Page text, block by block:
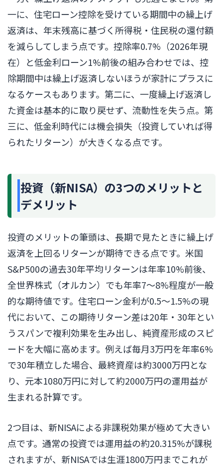
一に、住宅ローン控除を受けている期間中の繰上げ
返済は、年末残高に基づく所得税・住民税の還付額
を減らしてしまう点です。控除率0.7%（2026年現
在）と低金利ローン1%前後の組み合わせでは、控
除期間中は繰上げ返済しないほうが家計にプラスに
なるケースもあります。第二に、一度繰上げ返済し
た資金は基本的に取り戻せず、流動性を失う点。第
三に、低金利時代には機会損失（投資していれば得
られたリターン）が大きくなる点です。
投資（新NISA）の3つのメリットと
デメリット
投資のメリットの筆頭は、長期で見たときに繰上げ
返済を上回るリターンが期待できる点です。米国
S&P500の過去30年平均リターンは年率10%前後、
全世界株式（オルカン）でも年率7〜8%程度が一般
的な期待値です。住宅ローン金利が0.5〜1.5%の現
代において、この期待リターン差は20年・30年とい
うスパンで複利効果を生み出し、純資産形成のスピ
ードを大幅に高めます。例えば毎月3万円を年率6%
で30年積立した場合、最終資産は約3000万円とな
り、元本1080万円に対して約2000万円の運用益が
生まれる計算です。
2つ目は、新NISAによる非課税効果が極めて大きい
点です。通常の投資では運用益の約20.315%が課税
されますが、新NISAでは生涯1800万円までこれが